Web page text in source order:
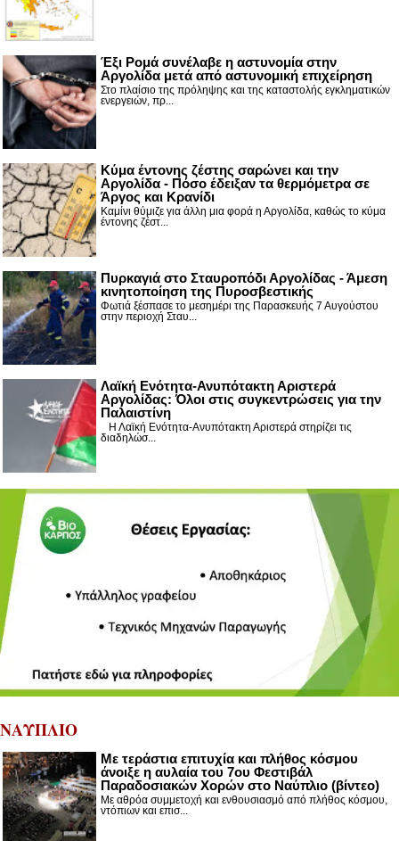
Έξι Ρομά συνέλαβε η αστυνομία στην
Αργολίδα μετά από αστυνομική επιχείρηση
Στο πλαίσιο της πρόληψης και της καταστολής εγκληματικών
ενεργειών, πρ...
Κύμα έντονης ζέστης σαρώνει και την
Αργολίδα - Πόσο έδειξαν τα θερμόμετρα σε
Άργος και Κρανίδι
Καμίνι θύμιζε για άλλη μια φορά η Αργολίδα, καθώς το κύμα
έντονης ζέστ...
Πυρκαγιά στο Σταυροπόδι Αργολίδας - Άμεση
κινητοποίηση της Πυροσβεστικής
Φωτιά ξέσπασε το μεσημέρι της Παρασκευής 7 Αυγούστου
στην περιοχή Σταυ...
Λαϊκή Ενότητα-Ανυπότακτη Αριστερά
Αργολίδας: Όλοι στις συγκεντρώσεις για την
Παλαιστίνη
Η Λαϊκή Ενότητα-Ανυπότακτη Αριστερά στηρίζει τις
διαδηλώσ...
ΝΑΥΠΛΙΟ
Με τεράστια επιτυχία και πλήθος κόσμου
άνοιξε η αυλαία του 7ου Φεστιβάλ
Παραδοσιακών Χορών στο Ναύπλιο (βίντεο)
Με αθρόα συμμετοχή και ενθουσιασμό από πλήθος κόσμου,
ντόπιων και επισ...